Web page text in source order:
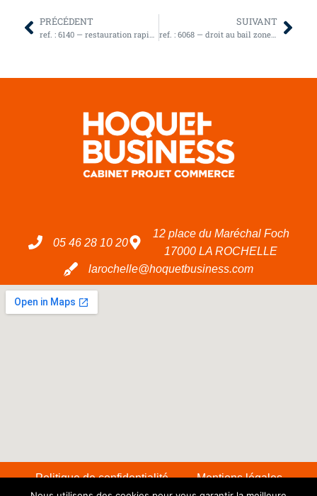
PRÉCÉDENT
ref. : 6140 — restauration rapide ile de re affaire saisonniere
SUIVANT
ref. : 6068 — droit au bail zone commerciale 17
05 46 28 10 20
12 place du Maréchal Foch
17000 LA ROCHELLE
larochelle@hoquetbusiness.com
Politique de confidentialité Mentions légales